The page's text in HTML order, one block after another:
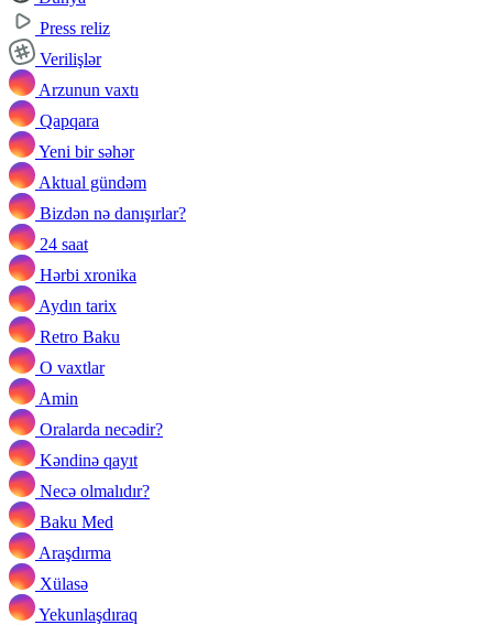
Press reliz
Verilişlər
Arzunun vaxtı
Qapqara
Yeni bir səhər
Aktual gündəm
Bizdən nə danışırlar?
24 saat
Hərbi xronika
Aydın tarix
Retro Baku
O vaxtlar
Amin
Oralarda necədir?
Kəndinə qayıt
Necə olmalıdır?
Baku Med
Araşdırma
Xülasə
Yekunlaşdıraq